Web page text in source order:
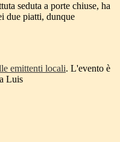
seduta a porte chiuse, ha
due piatti, dunque
emittenti locali. L'evento è
Luis